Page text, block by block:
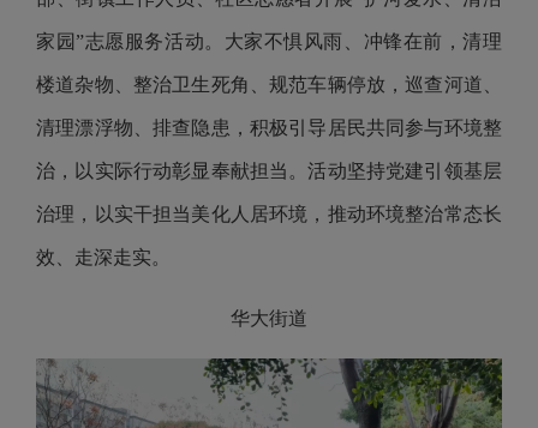
家园”志愿服务活动。大家不惧风雨、冲锋在前，清理
楼道杂物、整治卫生死角、规范车辆停放，巡查河道、
清理漂浮物、排查隐患，积极引导居民共同参与环境整
治，以实际行动彰显奉献担当。活动坚持党建引领基层
治理，以实干担当美化人居环境，推动环境整治常态长
效、走深走实。
华大街道